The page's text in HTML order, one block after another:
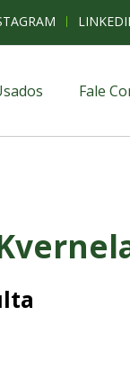
Fale